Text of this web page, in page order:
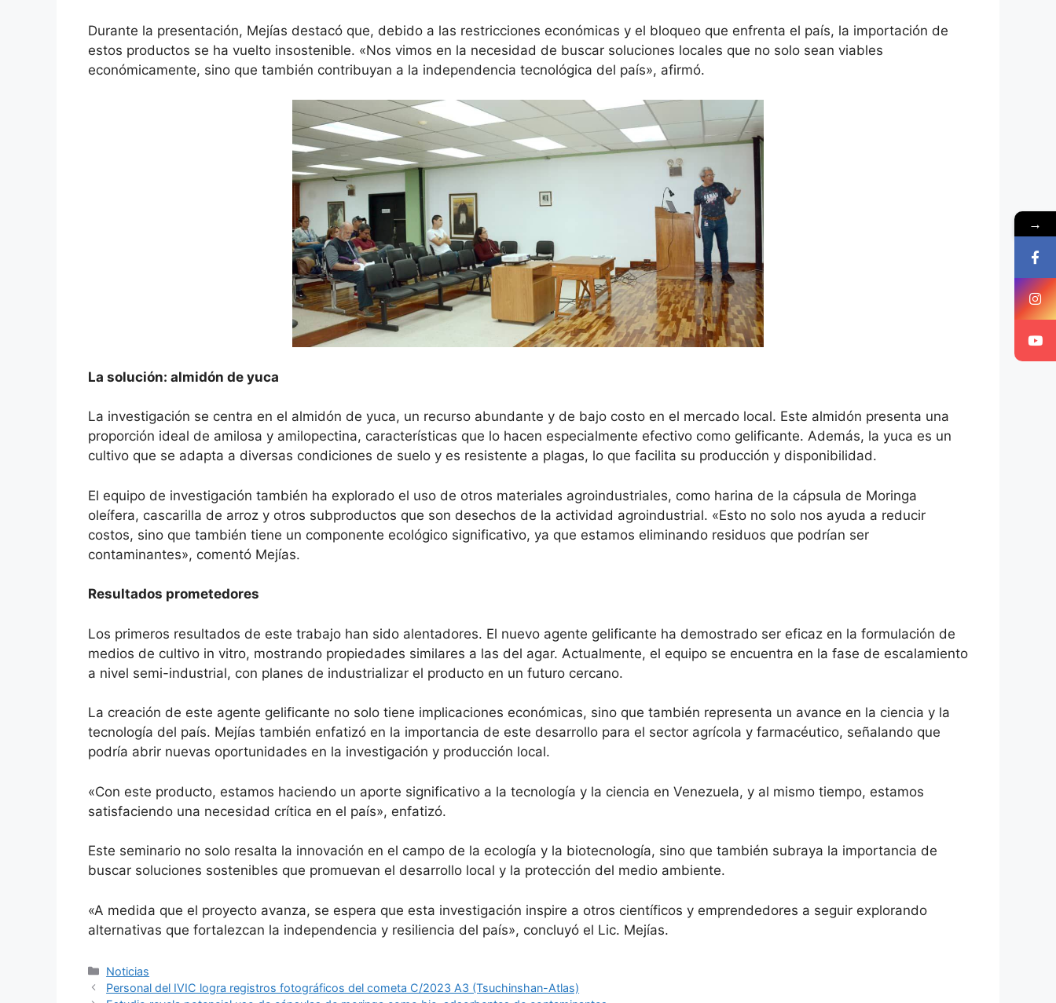
Durante la presentación, Mejías destacó que, debido a las restricciones económicas y el bloqueo que enfrenta el país, la importación de
estos productos se ha vuelto insostenible. «Nos vimos en la necesidad de buscar soluciones locales que no solo sean viables
económicamente, sino que también contribuyan a la independencia tecnológica del país», afirmó.
La solución: almidón de yuca
La investigación se centra en el almidón de yuca, un recurso abundante y de bajo costo en el mercado local. Este almidón presenta una
proporción ideal de amilosa y amilopectina, características que lo hacen especialmente efectivo como gelificante. Además, la yuca es un
cultivo que se adapta a diversas condiciones de suelo y es resistente a plagas, lo que facilita su producción y disponibilidad.
El equipo de investigación también ha explorado el uso de otros materiales agroindustriales, como harina de la cápsula de Moringa
oleífera, cascarilla de arroz y otros subproductos que son desechos de la actividad agroindustrial. «Esto no solo nos ayuda a reducir
costos, sino que también tiene un componente ecológico significativo, ya que estamos eliminando residuos que podrían ser
contaminantes», comentó Mejías.
Resultados prometedores
Los primeros resultados de este trabajo han sido alentadores. El nuevo agente gelificante ha demostrado ser eficaz en la formulación de
medios de cultivo in vitro, mostrando propiedades similares a las del agar. Actualmente, el equipo se encuentra en la fase de escalamiento
a nivel semi-industrial, con planes de industrializar el producto en un futuro cercano.
La creación de este agente gelificante no solo tiene implicaciones económicas, sino que también representa un avance en la ciencia y la
tecnología del país. Mejías también enfatizó en la importancia de este desarrollo para el sector agrícola y farmacéutico, señalando que
podría abrir nuevas oportunidades en la investigación y producción local.
«Con este producto, estamos haciendo un aporte significativo a la tecnología y la ciencia en Venezuela, y al mismo tiempo, estamos
satisfaciendo una necesidad crítica en el país», enfatizó.
Este seminario no solo resalta la innovación en el campo de la ecología y la biotecnología, sino que también subraya la importancia de
buscar soluciones sostenibles que promuevan el desarrollo local y la protección del medio ambiente.
«A medida que el proyecto avanza, se espera que esta investigación inspire a otros científicos y emprendedores a seguir explorando
alternativas que fortalezcan la independencia y resiliencia del país», concluyó el Lic. Mejías.
Noticias
Personal del IVIC logra registros fotográficos del cometa C/2023 A3 (Tsuchinshan-Atlas)
→